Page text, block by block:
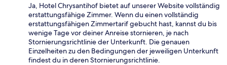
Ja, Hotel Chrysantihof bietet auf unserer Website vollständig
erstattungsfähige Zimmer. Wenn du einen vollständig
erstattungsfähigen Zimmertarif gebucht hast, kannst du bis
wenige Tage vor deiner Anreise stornieren, je nach
Stornierungsrichtlinie der Unterkunft. Die genauen
Einzelheiten zu den Bedingungen der jeweiligen Unterkunft
findest du in deren Stornierungsrichtlinie.